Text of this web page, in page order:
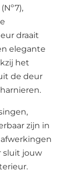
draait
elegante
het
de deur
zijn in
sluit jouw